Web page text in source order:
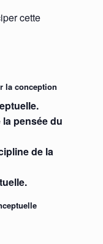
cette
la conception
pensée du
de la